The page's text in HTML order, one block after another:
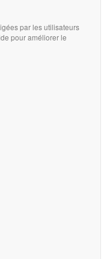
par les utilisateurs
pour améliorer le